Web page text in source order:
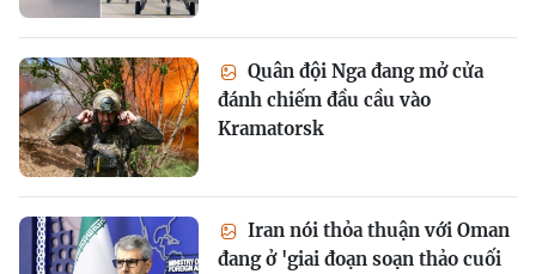
Quân đội Nga đang mở cửa
đánh chiếm đầu cầu vào
Kramatorsk
Iran nói thỏa thuận với Oman
đang ở 'giai đoạn soạn thảo cuối